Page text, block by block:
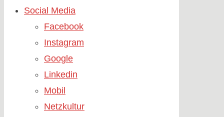
Social Media
Facebook
Instagram
Google
Linkedin
Mobil
Netzkultur